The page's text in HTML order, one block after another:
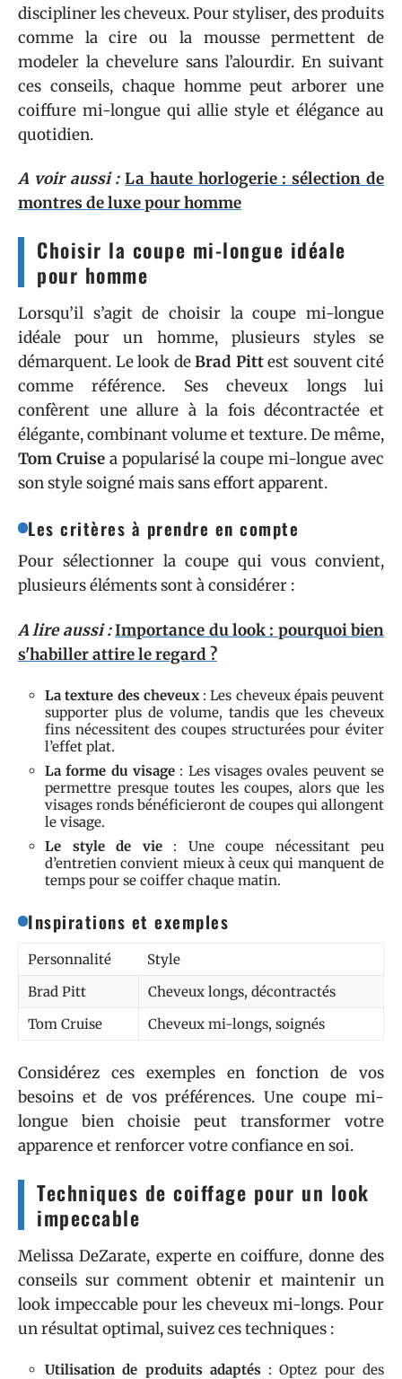
discipliner les cheveux. Pour styliser, des produits
comme la cire ou la mousse permettent de
modeler la chevelure sans l’alourdir. En suivant
ces conseils, chaque homme peut arborer une
coiffure mi-longue qui allie style et élégance au
quotidien.
A voir aussi : La haute horlogerie : sélection de
montres de luxe pour homme
Choisir la coupe mi-longue idéale
pour homme
Lorsqu’il s’agit de choisir la coupe mi-longue
idéale pour un homme, plusieurs styles se
démarquent. Le look deBrad Pittest souvent cité
comme référence. Ses cheveux longs lui
confèrent une allure à la fois décontractée et
élégante, combinant volume et texture. De même,
Tom Cruisea popularisé la coupe mi-longue avec
son style soigné mais sans effort apparent.
Les critères à prendre en compte
Pour sélectionner la coupe qui vous convient,
plusieurs éléments sont à considérer :
A lire aussi :Importance du look : pourquoi bien
s'habiller attire le regard ?
La texture des cheveux: Les cheveux épais peuvent
supporter plus de volume, tandis que les cheveux
fins nécessitent des coupes structurées pour éviter
l’effet plat.
La forme du visage : Les visages ovales peuvent se
permettre presque toutes les coupes, alors que les
visages ronds bénéficieront de coupes qui allongent
le visage.
Le style de vie: Une coupe nécessitant peu
d’entretien convient mieux à ceux qui manquent de
temps pour se coiffer chaque matin.
Inspirations et exemples
Personnalité
Style
Brad Pitt
Cheveux longs, décontractés
Tom Cruise
Cheveux mi-longs, soignés
Considérez ces exemples en fonction de vos
besoins et de vos préférences. Une coupe mi-
longue bien choisie peut transformer votre
apparence et renforcer votre confiance en soi.
Techniques de coiffage pour un look
impeccable
Melissa DeZarate, experte en coiffure, donne des
conseils sur comment obtenir et maintenir un
look impeccable pour les cheveux mi-longs. Pour
un résultat optimal, suivez ces techniques :
Utilisation de produits adaptés: Optez pour des